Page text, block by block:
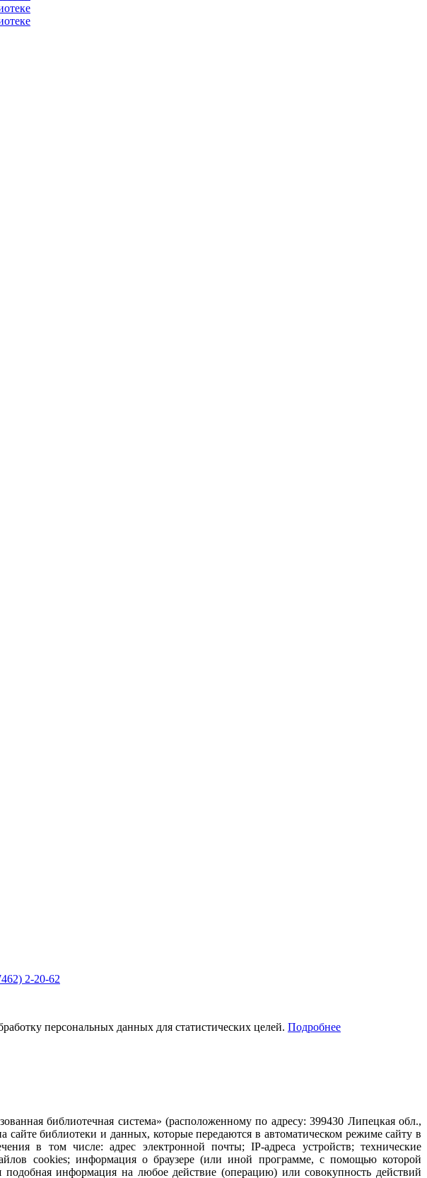
2-20-62
персональных данных для статистических целей. Подробнее
библиотечная система» (расположенному по адресу: 399430 Липецкая обл.,
библиотеки и данных, которые передаются в автоматическом режиме сайту в
в том числе: адрес электронной почты; IP-адреса устройств; технические
cookies; информация о браузере (или иной программе, с помощью которой
информация на любое действие (операцию) или совокупность действий